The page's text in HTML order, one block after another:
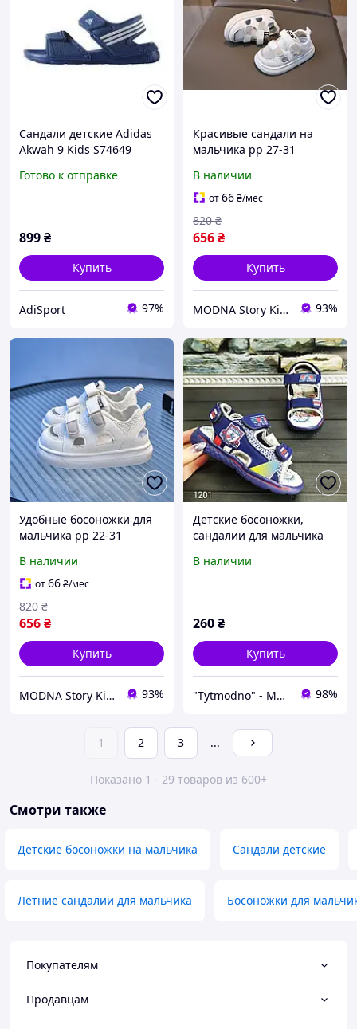
Сандали детские Adidas
Akwah 9 Kids S74649
Готово к отправке
899₴
Купить
AdiSport 97%
Красивые сандали на
мальчика рр 27-31
лето детям
В наличии
от66₴/мес
656₴
820 ₴
Купить
MODNA Story Kids. Интернет-магазин модной детской и подростковой одежды и обуви 93%
Удобные босоножки для
мальчика рр 22-31
мальчикам
В наличии
от66₴/мес
656₴
820 ₴
Купить
MODNA Story Kids. Интернет-магазин модной детской и подростковой одежды и обуви 93%
Детские босоножки,
сандалии для мальчика
Солнце
В наличии
260₴
Купить
"Tytmodno" - Модно, не завжди дорого! 98%
1 2 3 ...
Показано 1 - 29 товаров из 600+
Смотри также
Детские босоножки на мальчика Сандали детские
Летние сандалии для мальчика Босоножки для
Покупателям
Продавцам